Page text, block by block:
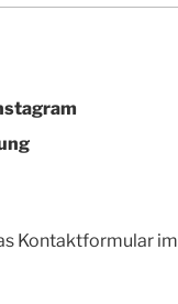
Kontaktformular im